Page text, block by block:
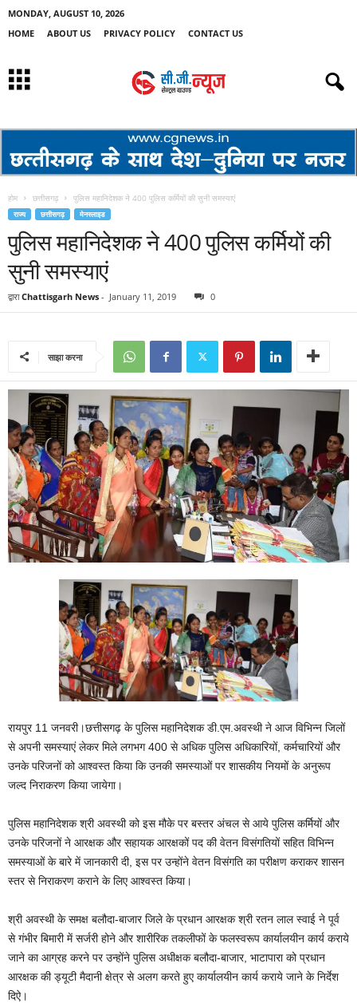
MONDAY, AUGUST 10, 2026
HOME
ABOUT US PRIVACY POLICY CONTACT US
होम छत्तीसगढ़ पुलिस महानिदेशक ने 400 पुलिस कर्मियों की सुनी समस्याएं
राज्य छत्तीसगढ़ मेनस्लाइड
पुलिस महानिदेशक ने 400 पुलिस कर्मियों की
सुनी समस्याएं
द्वारा Chattisgarh News - January 11, 2019 0
साझा करना
रायपुर 11 जनवरी।छत्तीसगढ़ के पुलिस महानिदेशक डी.एम.अवस्थी ने आज विभिन्न जिलों
से अपनी समस्याएं लेकर मिले लगभग 400 से अधिक पुलिस अधिकारियों, कर्मचारियों और
उनके परिजनों को आश्वस्त किया कि उनकी समस्याओं पर शासकीय नियमों के अनुरूप
जल्द निराकरण किया जायेगा।
पुलिस महानिदेशक श्री अवस्थी को इस मौके पर बस्तर अंचल से आये पुलिस कर्मियों और
उनके परिजनों ने आरक्षक और सहायक आरक्षकों पद की वेतन विसंगतियों सहित विभिन्न
समस्याओं के बारे में जानकारी दी, इस पर उन्होंने वेतन विसंगति का परीक्षण कराकर शासन
स्तर से निराकरण कराने के लिए आश्वस्त किया।
श्री अवस्थी के समक्ष बलौदा-बाजार जिले के प्रधान आरक्षक श्री रतन लाल स्वाई ने पूर्व
से गंभीर बिमारी में सर्जरी होने और शारीरिक तकलीफों के फलस्वरूप कार्यालयीन कार्य कराये
जाने का आग्रह करने पर उन्होंने पुलिस अधीक्षक बलौदा-बाजार, भाटापारा को प्रधान
आरक्षक की ड्यूटी मैदानी क्षेत्र से अलग करते हुए कार्यालयीन कार्य कराये जाने के निर्देश
दिऐ।